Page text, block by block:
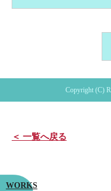
Copyright (C)
＜ 一覧へ戻る
WORKS